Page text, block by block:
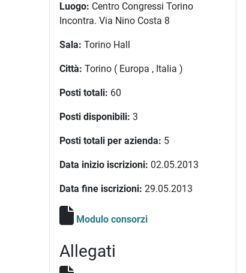
Luogo: Centro Congressi Torino
Incontra. Via Nino Costa 8
Sala: Torino Hall
Città: Torino ( Europa , Italia )
Posti totali: 60
Posti disponibili: 3
Posti totali per azienda: 5
Data inizio iscrizioni: 02.05.2013
Data fine iscrizioni: 29.05.2013
Modulo consorzi
Allegati